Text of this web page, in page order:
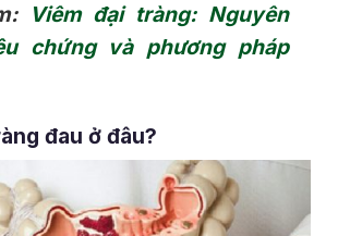
Viêm đại tràng: Nguyên
chứng và phương pháp
đau ở đâu?